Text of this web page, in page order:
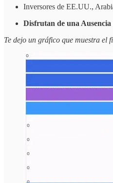
Inversores de EE.UU.,
Disfrutan de una Ausencia
Te dejo un gráfico que muestra el